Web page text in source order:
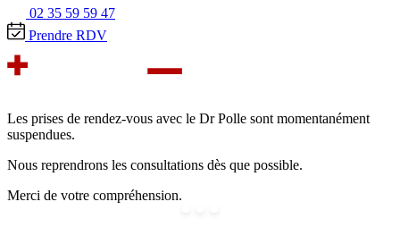
02 35 59 59 47
Prendre RDV
Les prises de rendez-vous avec le Dr Polle sont momentanément
suspendues.
Nous reprendrons les consultations dès que possible.
Merci de votre compréhension.